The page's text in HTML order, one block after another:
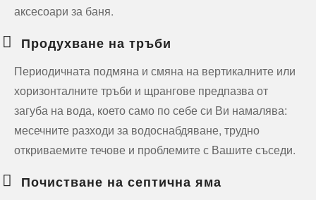
аксесоари за баня.
Продухване на тръби
Периодичната подмяна и смяна на вертикалните или
хоризонталните тръби и щрангове предпазва от
загуба на вода, което само по себе си Ви намалява:
месечните разходи за водоснабдяване, трудно
откриваемите течове и проблемите с Вашите съседи.
Почистване на септична яма